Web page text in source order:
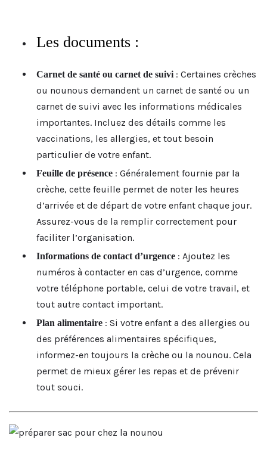
Les documents :
Carnet de santé ou carnet de suivi : Certaines crèches
ou nounous demandent un carnet de santé ou un
carnet de suivi avec les informations médicales
importantes. Incluez des détails comme les
vaccinations, les allergies, et tout besoin
particulier de votre enfant.
Feuille de présence : Généralement fournie par la
crèche, cette feuille permet de noter les heures
d’arrivée et de départ de votre enfant chaque jour.
Assurez-vous de la remplir correctement pour
faciliter l’organisation.
Informations de contact d’urgence : Ajoutez les
numéros à contacter en cas d’urgence, comme
votre téléphone portable, celui de votre travail, et
tout autre contact important.
Plan alimentaire : Si votre enfant a des allergies ou
des préférences alimentaires spécifiques,
informez-en toujours la crèche ou la nounou. Cela
permet de mieux gérer les repas et de prévenir
tout souci.